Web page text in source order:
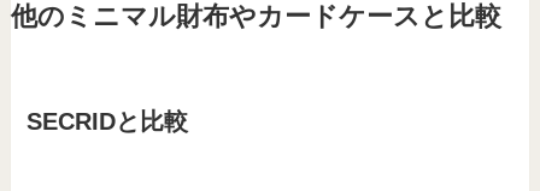
他のミニマル財布やカードケースと比較
SECRIDと比較